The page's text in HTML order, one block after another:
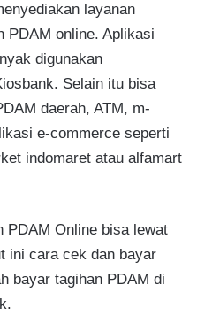
layanan
PDAM online. Aplikasi
digunakan
Selain itu bisa
daerah, ATM, m-
e-commerce seperti
indomaret atau alfamart
PDAM Online bisa lewat
ini cara cek dan bayar
bayar tagihan PDAM di